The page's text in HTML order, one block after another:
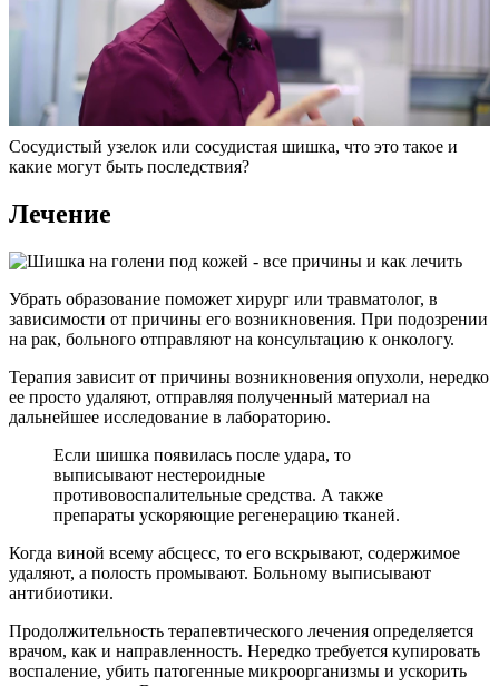
Сосудистый узелок или сосудистая шишка, что это такое и
какие могут быть последствия?
Лечение
Убрать образование поможет хирург или травматолог, в
зависимости от причины его возникновения. При подозрении
на рак, больного отправляют на консультацию к онкологу.
Терапия зависит от причины возникновения опухоли, нередко
ее просто удаляют, отправляя полученный материал на
дальнейшее исследование в лабораторию.
Если шишка появилась после удара, то
выписывают нестероидные
противовоспалительные средства. А также
препараты ускоряющие регенерацию тканей.
Когда виной всему абсцесс, то его вскрывают, содержимое
удаляют, а полость промывают. Больному выписывают
антибиотики.
Продолжительность терапевтического лечения определяется
врачом, как и направленность. Нередко требуется купировать
воспаление, убить патогенные микроорганизмы и ускорить